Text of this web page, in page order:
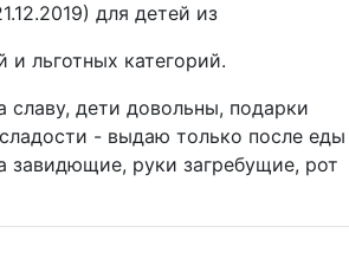
для детей из
и льготных категорий.
славу, дети довольны, подарки
- выдаю только после еды
завидющие, руки загребущие, рот